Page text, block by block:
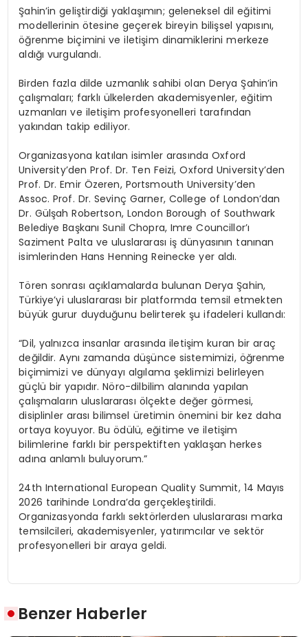
Şahin’in geliştirdiği yaklaşımın; geleneksel dil eğitimi
modellerinin ötesine geçerek bireyin bilişsel yapısını,
öğrenme biçimini ve iletişim dinamiklerini merkeze
aldığı vurgulandı.
Birden fazla dilde uzmanlık sahibi olan Derya Şahin’in
çalışmaları; farklı ülkelerden akademisyenler, eğitim
uzmanları ve iletişim profesyonelleri tarafından
yakından takip ediliyor.
Organizasyona katılan isimler arasında Oxford
University’den Prof. Dr. Ten Feizi, Oxford University’den
Prof. Dr. Emir Özeren, Portsmouth University’den
Assoc. Prof. Dr. Sevinç Garner, College of London’dan
Dr. Gülşah Robertson, London Borough of Southwark
Belediye Başkanı Sunil Chopra, Imre Councillor’ı
Saziment Palta ve uluslararası iş dünyasının tanınan
isimlerinden Hans Henning Reinecke yer aldı.
Tören sonrası açıklamalarda bulunan Derya Şahin,
Türkiye’yi uluslararası bir platformda temsil etmekten
büyük gurur duyduğunu belirterek şu ifadeleri kullandı:
“Dil, yalnızca insanlar arasında iletişim kuran bir araç
değildir. Aynı zamanda düşünce sistemimizi, öğrenme
biçimimizi ve dünyayı algılama şeklimizi belirleyen
güçlü bir yapıdır. Nöro-dilbilim alanında yapılan
çalışmaların uluslararası ölçekte değer görmesi,
disiplinler arası bilimsel üretimin önemini bir kez daha
ortaya koyuyor. Bu ödülü, eğitime ve iletişim
bilimlerine farklı bir perspektiften yaklaşan herkes
adına anlamlı buluyorum.”
24th International European Quality Summit, 14 Mayıs
2026 tarihinde Londra’da gerçekleştirildi.
Organizasyonda farklı sektörlerden uluslararası marka
temsilcileri, akademisyenler, yatırımcılar ve sektör
profesyonelleri bir araya geldi.
Benzer Haberler